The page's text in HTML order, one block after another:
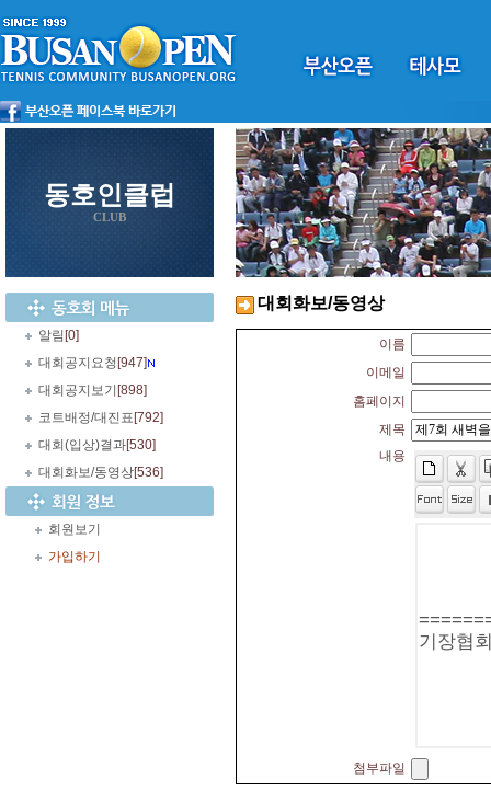
동호인클럽
CLUB
알림 [0]
대회공지요청 [947]
대회공지보기 [898]
코트배정/대진표 [792]
대회(입상)결과[530]
대회화보/동영상[536]
회원보기
가입하기
대회화보/동영상
이름
이메일
홈페이지
제목
내용
첨부파일